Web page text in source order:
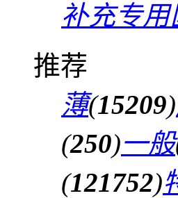
补充专用
推荐
薄(15209)
(250)一般
(121752)